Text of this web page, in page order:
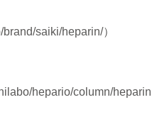
saiki/heparin/）
hepario/column/heparin